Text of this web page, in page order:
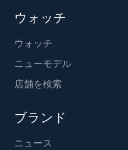
ウォッチ
ウォッチ
ニューモデル
店舗を検索
ブランド
ニュース